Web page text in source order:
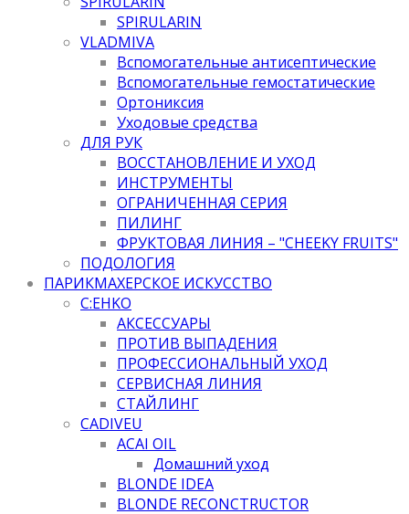
SPIRULARIN
VLADMIVA
Вспомогательные антисептические
Вспомогательные гемостатические
Ортониксия
Уходовые средства
ДЛЯ РУК
ВОССТАНОВЛЕНИЕ И УХОД
ИНСТРУМЕНТЫ
ОГРАНИЧЕННАЯ СЕРИЯ
ПИЛИНГ
ФРУКТОВАЯ ЛИНИЯ – "CHEEKY FRUITS"
ПОДОЛОГИЯ
ПАРИКМАХЕРСКОЕ ИСКУССТВО
C:EHKO
АКСЕССУАРЫ
ПРОТИВ ВЫПАДЕНИЯ
ПРОФЕССИОНАЛЬНЫЙ УХОД
СЕРВИСНАЯ ЛИНИЯ
СТАЙЛИНГ
CADIVEU
ACAI OIL
Домашний уход
BLONDE IDEA
BLONDE RECONCTRUCTOR